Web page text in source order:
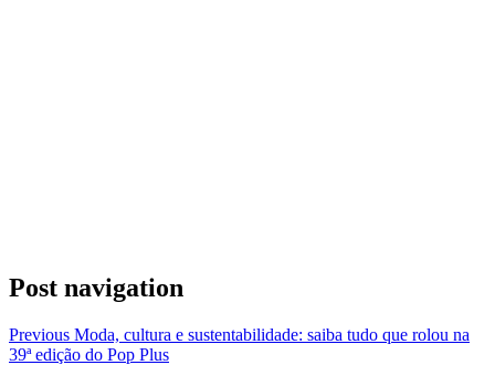
Post navigation
Previous Moda, cultura e sustentabilidade: saiba tudo que rolou na
39ª edição do Pop Plus